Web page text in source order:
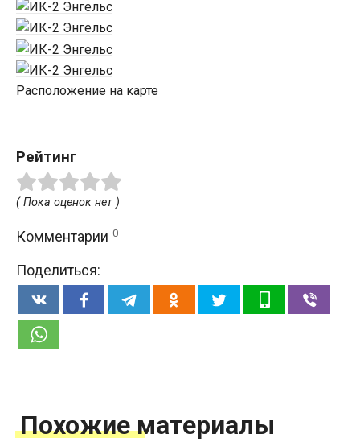
Расположение на карте
Рейтинг
( Пока оценок нет )
Комментарии 0
Поделиться:
Похожие материалы